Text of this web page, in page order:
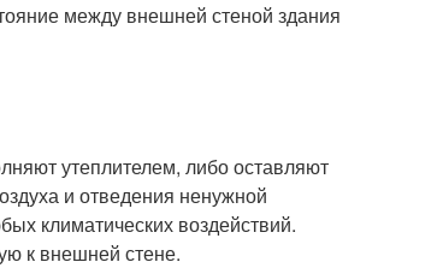
между внешней стеной здания
утеплителем, либо оставляют
и отведения ненужной
климатических воздействий.
к внешней стене.